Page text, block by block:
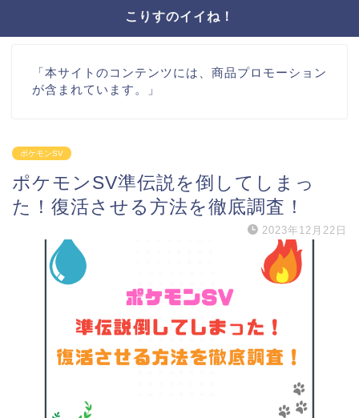
こりすのイイね！
「本サイトのコンテンツには、商品プロモーション
が含まれています。」
ポケモンSV
ポケモンSV準伝説を倒してしまっ
た！復活させる方法を徹底調査！
2023年12月22日